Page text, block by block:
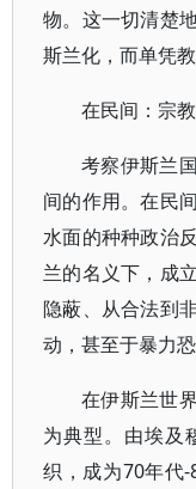
物。这一切清楚
斯兰化，而单凭
在民间：宗
考察伊斯兰
间的作用。在民
水面的种种政治
兰的名义下，成
隐蔽、从合法到
动，甚至于暴力
在伊斯兰世
为典型。由埃及
织，成为70年代